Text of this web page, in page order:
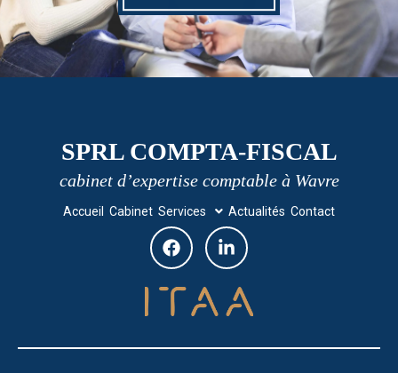
SPRL COMPTA-FISCAL
cabinet d’expertise comptable à Wavre
Accueil Cabinet Services Actualités Contact